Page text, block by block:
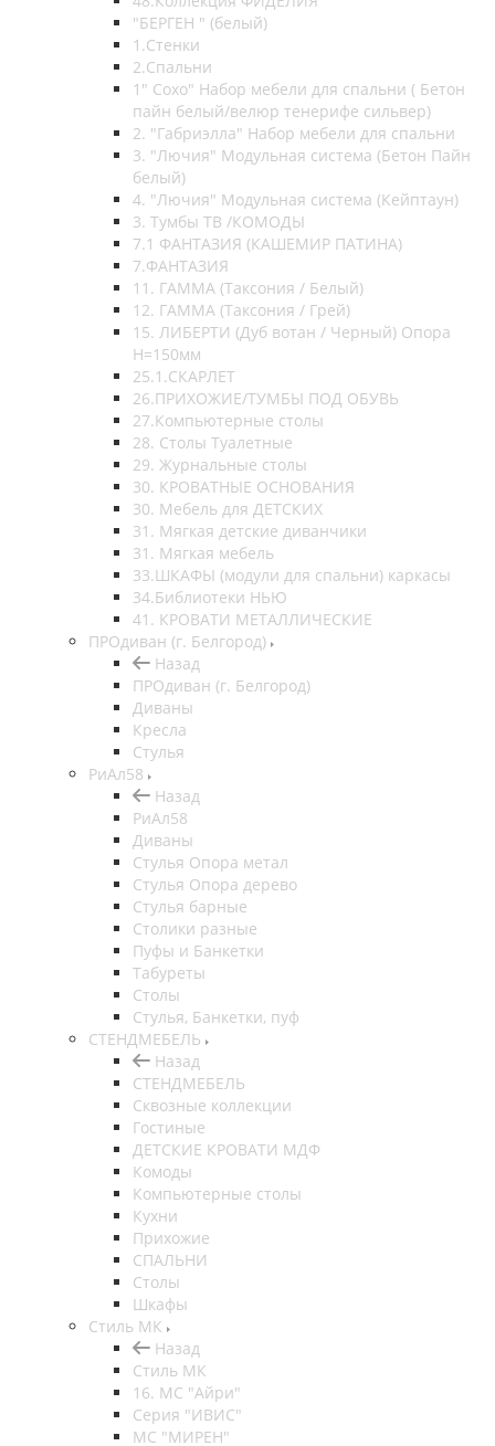
"БЕРГЕН " (белый)
1.Стенки
2.Спальни
1" Сохо" Набор мебели для спальни ( Бетон
пайн белый/велюр тенерифе сильвер)
2. "Габриэлла" Набор мебели для спальни
3. "Лючия" Модульная система (Бетон Пайн
белый)
4. "Лючия" Модульная система (Кейптаун)
3. Тумбы ТВ /КОМОДЫ
7.1 ФАНТАЗИЯ (КАШЕМИР ПАТИНА)
7.ФАНТАЗИЯ
11. ГАММА (Таксония / Белый)
12. ГАММА (Таксония / Грей)
15. ЛИБЕРТИ (Дуб вотан / Черный) Опора
Н=150мм
25.1.СКАРЛЕТ
26.ПРИХОЖИЕ/ТУМБЫ ПОД ОБУВЬ
27.Компьютерные столы
28. Столы Туалетные
29. Журнальные столы
30. КРОВАТНЫЕ ОСНОВАНИЯ
30. Мебель для ДЕТСКИХ
31. Мягкая детские диванчики
31. Мягкая мебель
33.ШКАФЫ (модули для спальни) каркасы
34.Библиотеки НЬЮ
41. КРОВАТИ МЕТАЛЛИЧЕСКИЕ
ПРОдиван (г. Белгород)
Назад
ПРОдиван (г. Белгород)
Диваны
Кресла
Стулья
РиАл58
Назад
РиАл58
Диваны
Стулья Опора метал
Стулья Опора дерево
Стулья барные
Столики разные
Пуфы и Банкетки
Табуреты
Столы
Стулья, Банкетки, пуф
СТЕНДМЕБЕЛЬ
Назад
СТЕНДМЕБЕЛЬ
Сквозные коллекции
Гостиные
ДЕТСКИЕ КРОВАТИ МДФ
Комоды
Компьютерные столы
Кухни
Прихожие
СПАЛЬНИ
Столы
Шкафы
Стиль МК
Назад
Стиль МК
16. МС "Айри"
Серия "ИВИС"
МС "МИРЕН"